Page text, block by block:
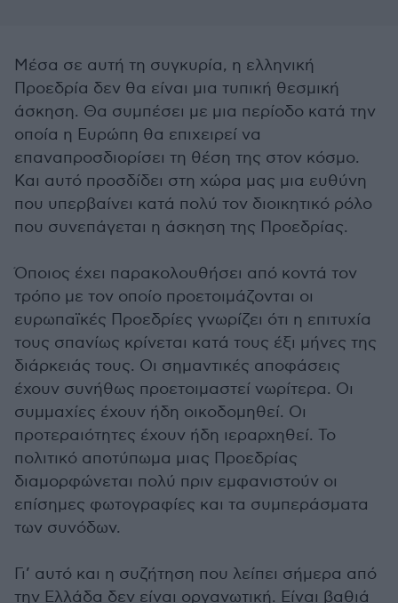
Μέσα σε αυτή τη συγκυρία, η ελληνική
Προεδρία δεν θα είναι μια τυπική θεσμική
άσκηση. Θα συμπέσει με μια περίοδο κατά την
οποία η Ευρώπη θα επιχειρεί να
επαναπροσδιορίσει τη θέση της στον κόσμο.
Και αυτό προσδίδει στη χώρα μας μια ευθύνη
που υπερβαίνει κατά πολύ τον διοικητικό ρόλο
που συνεπάγεται η άσκηση της Προεδρίας.
Όποιος έχει παρακολουθήσει από κοντά τον
τρόπο με τον οποίο προετοιμάζονται οι
ευρωπαϊκές Προεδρίες γνωρίζει ότι η επιτυχία
τους σπανίως κρίνεται κατά τους έξι μήνες της
διάρκειάς τους. Οι σημαντικές αποφάσεις
έχουν συνήθως προετοιμαστεί νωρίτερα. Οι
συμμαχίες έχουν ήδη οικοδομηθεί. Οι
προτεραιότητες έχουν ήδη ιεραρχηθεί. Το
πολιτικό αποτύπωμα μιας Προεδρίας
διαμορφώνεται πολύ πριν εμφανιστούν οι
επίσημες φωτογραφίες και τα συμπεράσματα
των συνόδων.
Γι’ αυτό και η συζήτηση που λείπει σήμερα από
την Ελλάδα δεν είναι οργανωτική. Είναι βαθιά